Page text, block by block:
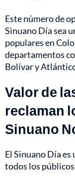
Este número de
Sinuano Día sea
populares en
departamentos
Bolívar y
Valor de
reclaman
Sinuano
El Sinuano Día es
todos los